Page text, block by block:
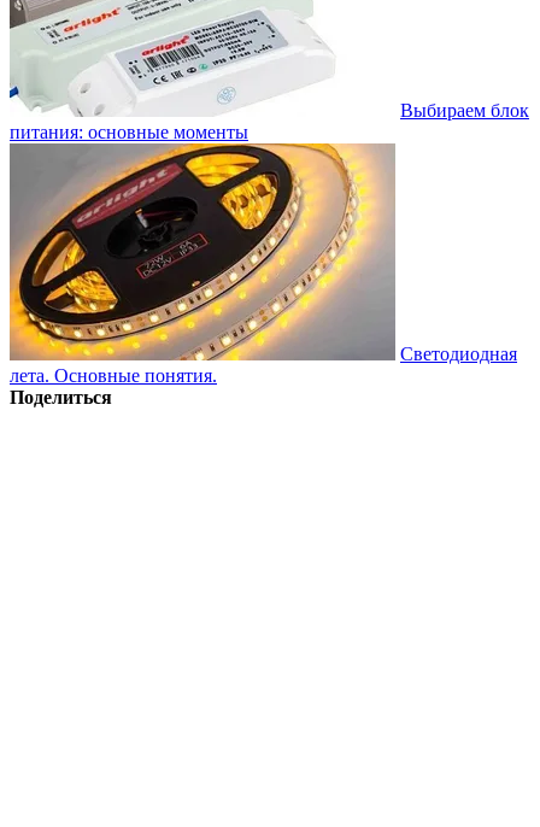
Выбираем блок
питания: основные моменты
Светодиодная
лета. Основные понятия.
Поделиться